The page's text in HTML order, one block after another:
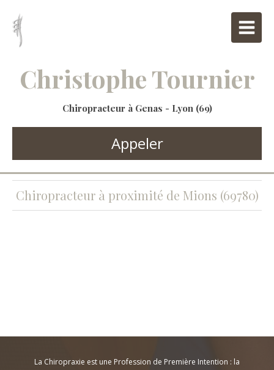
Christophe Tournier
Chiropracteur à Genas - Lyon (69)
Appeler
Chiropracteur à proximité de Mions (69780)
La Chiropraxie est une Profession de Première Intention : la